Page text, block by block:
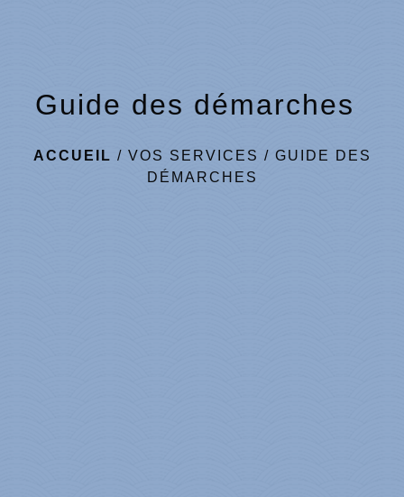
Guide des démarches
ACCUEIL / VOS SERVICES / GUIDE DES
DÉMARCHES